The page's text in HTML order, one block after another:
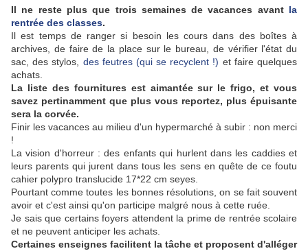
Il ne reste plus que trois semaines de vacances avant la
rentrée des classes.
Il est temps de ranger si besoin les cours dans des boîtes à
archives, de faire de la place sur le bureau, de vérifier l'état du
sac, des stylos, des feutres (qui se recyclent !) et faire quelques
achats.
La liste des fournitures est aimantée sur le frigo, et vous
savez pertinamment que plus vous reportez, plus épuisante
sera la corvée.
Finir les vacances au milieu d'un hypermarché à subir : non merci
!
La vision d'horreur : des enfants qui hurlent dans les caddies et
leurs parents qui jurent dans tous les sens en quête de ce foutu
cahier polypro translucide 17*22 cm seyes.
Pourtant comme toutes les bonnes résolutions, on se fait souvent
avoir et c'est ainsi qu'on participe malgré nous à cette ruée.
Je sais que certains foyers attendent la prime de rentrée scolaire
et ne peuvent anticiper les achats.
Certaines enseignes facilitent la tâche et proposent d'alléger